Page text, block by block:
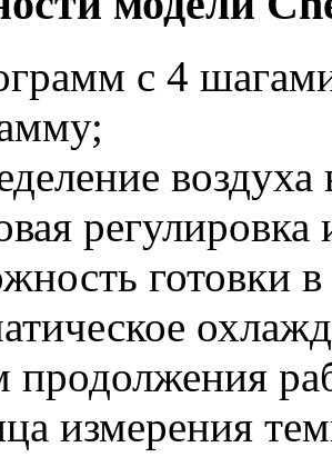
с 4
готовки
продолжения
измерения